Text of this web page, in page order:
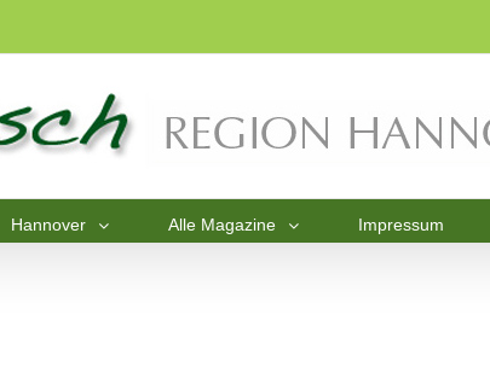
Hannover Alle Magazine Impressum